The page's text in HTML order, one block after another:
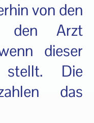
von den
den Arzt
dieser
stellt. Die
das